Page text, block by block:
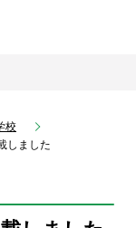
校
しました